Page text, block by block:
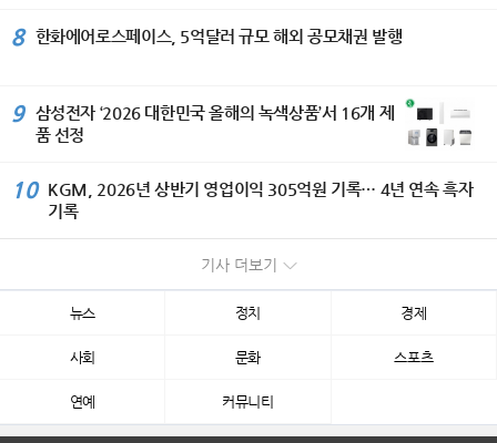
8 한화에어로스페이스, 5억달러 규모 해외 공모채권 발행
9
삼성전자 ‘2026 대한민국 올해의 녹색상품’서 16개 제
품 선정
10
KGM, 2026년 상반기 영업이익 305억원 기록… 4년 연속 흑자
기록
기사 더보기
뉴스 정치 경제
사회 문화 스포츠
연예 커뮤니티